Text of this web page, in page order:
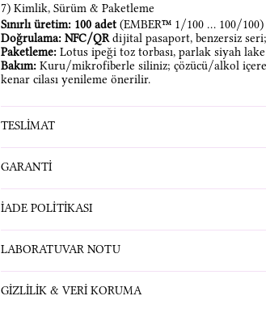
7) Kimlik, Sürüm & Paketleme
Sınırlı üretim: 100 adet (EMBER™ 1/100 … 100/100)
Doğrulama: NFC/QRdijital pasaport, benzersiz
Paketleme: Lotus ipeği toz torbası, parlak siyah
Bakım: Kuru/mikrofiberle siliniz; çözücü/alkol
kenar cilası yenileme önerilir.
TESLİMAT
GARANTİ
İADE POLİTİKASI
LABORATUVAR NOTU
GİZLİLİK & VERİ KORUMA